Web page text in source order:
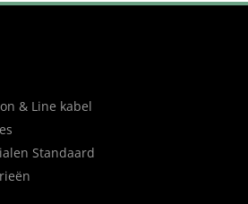
& Line kabel
Standaard